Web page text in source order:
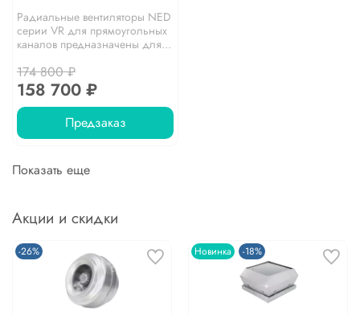
Радиальные вентиляторы NED
серии VR для прямоугольных
каналов предназначены для...
174 800 ₽
158 700 ₽
Предзаказ
Показать еще
Акции и скидки
-26% Новинка -18%